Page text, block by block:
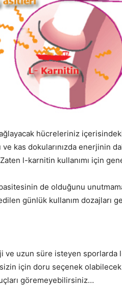
hücreleriniz
kas dokularınızda enerjinin
l-karnitin kullanımı için
de olduğunu
günlük kullanım dozajları
uzun süre isteyen sporlarda
için doru seçenek
göremeyebilirsiniz…